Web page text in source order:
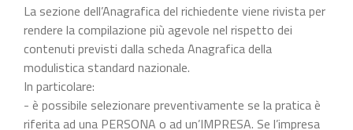
La sezione dell’Anagrafica del richiedente viene rivista per
rendere la compilazione più agevole nel rispetto dei
contenuti previsti dalla scheda Anagrafica della
modulistica standard nazionale.
In particolare:
- è possibile selezionare preventivamente se la pratica è
riferita ad una PERSONA o ad un’IMPRESA. Se l’impresa